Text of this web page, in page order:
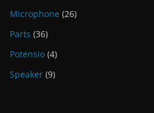
Microphone (26)
Parts (36)
Potensio (4)
Speaker (9)